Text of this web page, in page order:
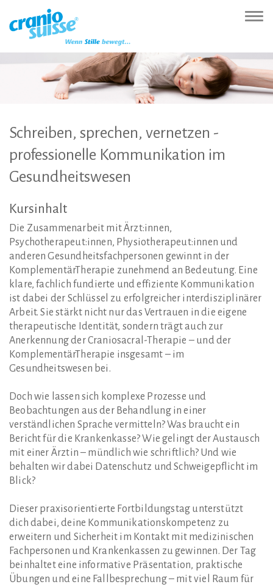
(Accesskey
Hauptnavigation
(Accesskey
Inhalt
(Accesskey
Sprachumschaltung
(Accesskey
Schreiben, sprechen, vernetzen -
professionelle Kommunikation im
Gesundheitswesen
Kursinhalt
Die Zusammenarbeit mit Ärzt:innen,
Psychotherapeut:innen, Physiotherapeut:innen und
anderen Gesundheitsfachpersonen gewinnt in der
KomplementärTherapie zunehmend an Bedeutung. Eine
klare, fachlich fundierte und effiziente Kommunikation
ist dabei der Schlüssel zu erfolgreicher interdisziplinärer
Arbeit. Sie stärkt nicht nur das Vertrauen in die eigene
therapeutische Identität, sondern trägt auch zur
Anerkennung der Craniosacral-Therapie – und der
KomplementärTherapie insgesamt – im
Gesundheitswesen bei.
Doch wie lassen sich komplexe Prozesse und
Beobachtungen aus der Behandlung in einer
verständlichen Sprache vermitteln? Was braucht ein
Bericht für die Krankenkasse? Wie gelingt der Austausch
mit einer Ärztin – mündlich wie schriftlich? Und wie
behalten wir dabei Datenschutz und Schweigepflicht im
Blick?
Dieser praxisorientierte Fortbildungstag unterstützt
dich dabei, deine Kommunikationskompetenz zu
erweitern und Sicherheit im Kontakt mit medizinischen
Fachpersonen und Krankenkassen zu gewinnen. Der Tag
beinhaltet eine informative Präsentation, praktische
Übungen und eine Fallbesprechung – mit viel Raum für